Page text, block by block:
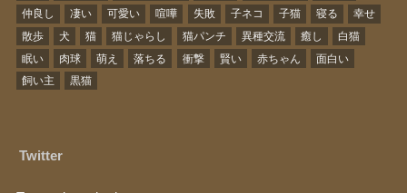
仲良し
凄い 可愛い 喧嘩 失敗 子ネコ 子猫 寝る
幸せ
散歩
犬 猫 猫じゃらし 猫パンチ 異種交流 癒し
白猫
眠い
肉球 萌え 落ちる 衝撃 賢い 赤ちゃん
面白い
飼い主
黒猫
Twitter